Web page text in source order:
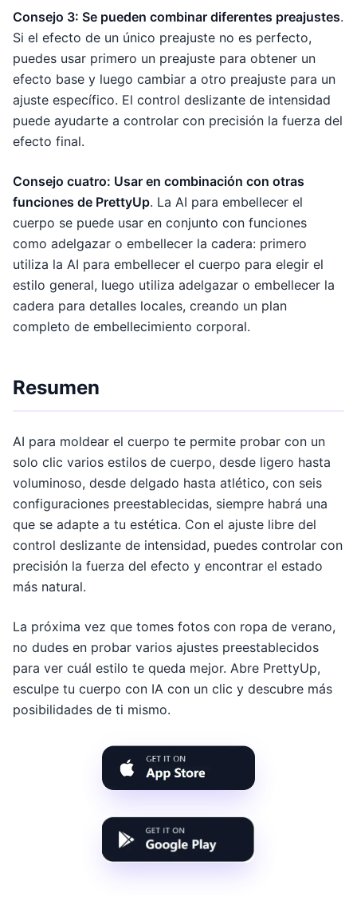
Consejo 3: Se pueden combinar diferentes preajustes.
Si el efecto de un único preajuste no es perfecto,
puedes usar primero un preajuste para obtener un
efecto base y luego cambiar a otro preajuste para un
ajuste específico. El control deslizante de intensidad
puede ayudarte a controlar con precisión la fuerza del
efecto final.
Consejo cuatro: Usar en combinación con otras
funciones de PrettyUp. La AI para embellecer el
cuerpo se puede usar en conjunto con funciones
como adelgazar o embellecer la cadera: primero
utiliza la AI para embellecer el cuerpo para elegir el
estilo general, luego utiliza adelgazar o embellecer la
cadera para detalles locales, creando un plan
completo de embellecimiento corporal.
Resumen
AI para moldear el cuerpo te permite probar con un
solo clic varios estilos de cuerpo, desde ligero hasta
voluminoso, desde delgado hasta atlético, con seis
configuraciones preestablecidas, siempre habrá una
que se adapte a tu estética. Con el ajuste libre del
control deslizante de intensidad, puedes controlar con
precisión la fuerza del efecto y encontrar el estado
más natural.
La próxima vez que tomes fotos con ropa de verano,
no dudes en probar varios ajustes preestablecidos
para ver cuál estilo te queda mejor. Abre PrettyUp,
esculpe tu cuerpo con IA con un clic y descubre más
posibilidades de ti mismo.